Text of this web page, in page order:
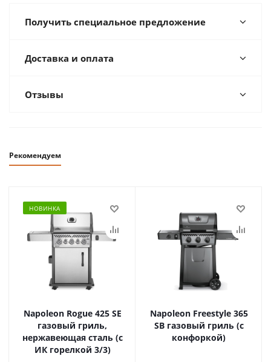
Получить специальное предложение
Доставка и оплата
Отзывы
Рекомендуем
НОВИНКА
Napoleon Rogue 425 SE
газовый гриль,
нержавеющая сталь (с
ИК горелкой 3/3)
Napoleon Freestyle 365
SB газовый гриль (с
конфоркой)